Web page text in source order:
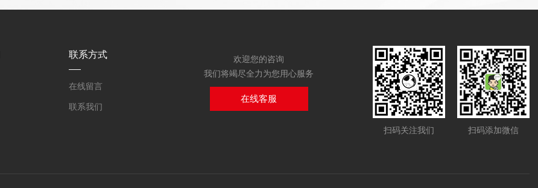
联系方式
在线留言
联系我们
欢迎您的咨询
我们将竭尽全力为您用心服务
在线客服
扫码添加微信
扫码关注我们